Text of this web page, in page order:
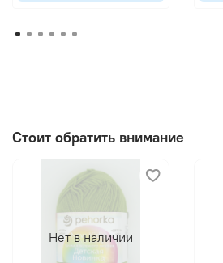
Стоит обратить внимание
Нет в наличии